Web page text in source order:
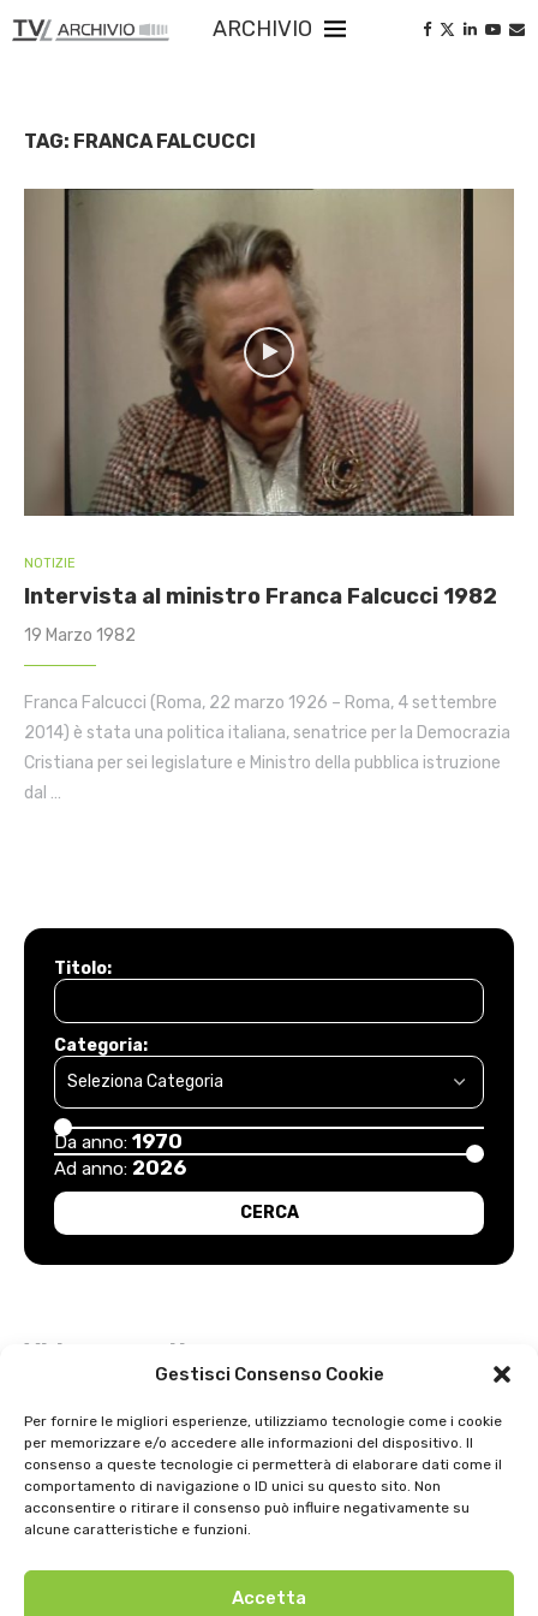
Gestisci Consenso Cookie
Per fornire le migliori esperienze, utilizziamo tecnologie come i cookie
per memorizzare e/o accedere alle informazioni del dispositivo. Il
consenso a queste tecnologie ci permetterà di elaborare dati come il
comportamento di navigazione o ID unici su questo sito. Non
acconsentire o ritirare il consenso può influire negativamente su
alcune caratteristiche e funzioni.
Accetta
ARCHIVIO
TAG: FRANCA FALCUCCI
NOTIZIE
Intervista al ministro Franca Falcucci 1982
19 Marzo 1982
Franca Falcucci (Roma, 22 marzo 1926 – Roma, 4 settembre
2014) è stata una politica italiana, senatrice per la Democrazia
Cristiana per sei legislature e Ministro della pubblica istruzione
dal …
Titolo:
Categoria:
Da anno: 1970
Ad anno: 2026
Video recenti
Intervista a Gian Antonio Stella su “L’orda” di Luigi Bardelli 2002
Festa dell’ Unità PDS: interviste 1991